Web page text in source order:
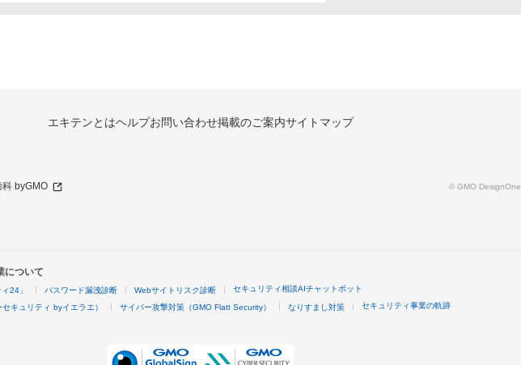
エキテンとはヘルプお問い合わせ掲載のご案内サイトマップ
byGMO © GMO
について
24」 パスワード漏洩診断 Webサイトリスク診断 セキュリティ相談AIチャットボット
キュリティ byイエラエ） サイバー攻撃対策（GMO Flatt Security） なりすまし対策 セキュリティ事業の軌跡